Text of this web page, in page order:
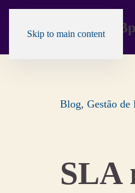
Skip to main content
Blog, Gestão de
SLA